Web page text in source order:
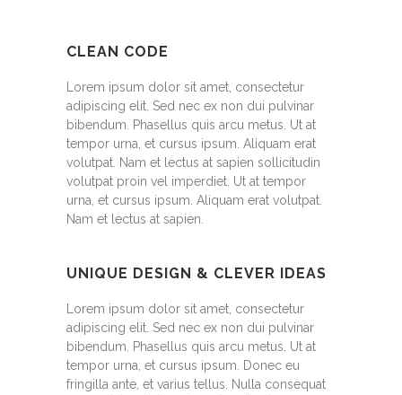
CLEAN CODE
Lorem ipsum dolor sit amet, consectetur
adipiscing elit. Sed nec ex non dui pulvinar
bibendum. Phasellus quis arcu metus. Ut at
tempor urna, et cursus ipsum. Aliquam erat
volutpat. Nam et lectus at sapien sollicitudin
volutpat proin vel imperdiet. Ut at tempor
urna, et cursus ipsum. Aliquam erat volutpat.
Nam et lectus at sapien.
UNIQUE DESIGN & CLEVER IDEAS
Lorem ipsum dolor sit amet, consectetur
adipiscing elit. Sed nec ex non dui pulvinar
bibendum. Phasellus quis arcu metus. Ut at
tempor urna, et cursus ipsum. Donec eu
fringilla ante, et varius tellus. Nulla consequat